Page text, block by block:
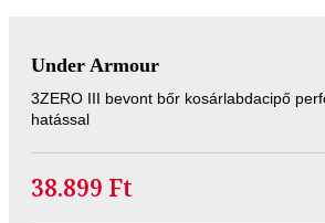
Under Armour
3ZERO III bevont bőr kosárlabdacipő
hatással
38.899 Ft